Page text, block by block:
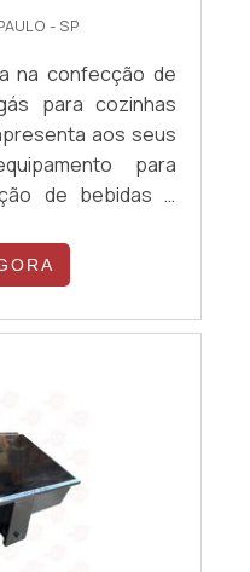
- SP
na confecção de
para cozinhas
aos seus
para
de bebidas e
o balcão
como também é
parede de vidro
Assim como
e utensílios do
o balcão frio é
portanto,
escovado e